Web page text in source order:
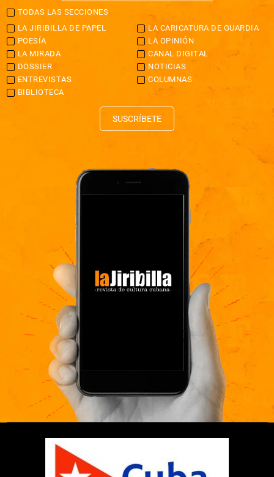
TODAS LAS SECCIONES
LA JIRIBILLA DE PAPEL
LA CARICATURA DE GUARDIA
POESÍA
LA OPINIÓN
LA MIRADA
CANAL DIGITAL
DOSSIER
NOTICIAS
ENTREVISTAS
COLUMNAS
BIBLIOTECA
SUSCRÍBETE